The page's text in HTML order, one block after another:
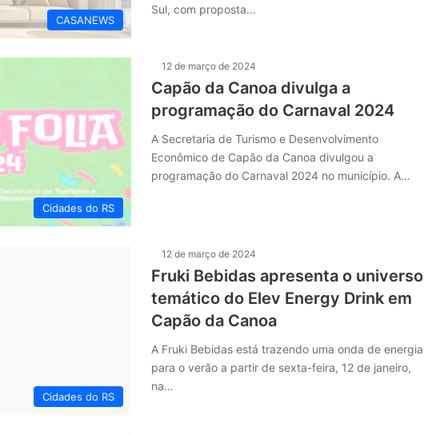
CASANEWS
Sul, com proposta…
Cidades do RS
12 de março de 2024
Capão da Canoa divulga a
programação do Carnaval 2024
A Secretaria de Turismo e Desenvolvimento
Econômico de Capão da Canoa divulgou a
programação do Carnaval 2024 no município. A…
Cidades do RS
12 de março de 2024
Fruki Bebidas apresenta o universo
temático do Elev Energy Drink em
Capão da Canoa
A Fruki Bebidas está trazendo uma onda de energia
para o verão a partir de sexta-feira, 12 de janeiro,
na…